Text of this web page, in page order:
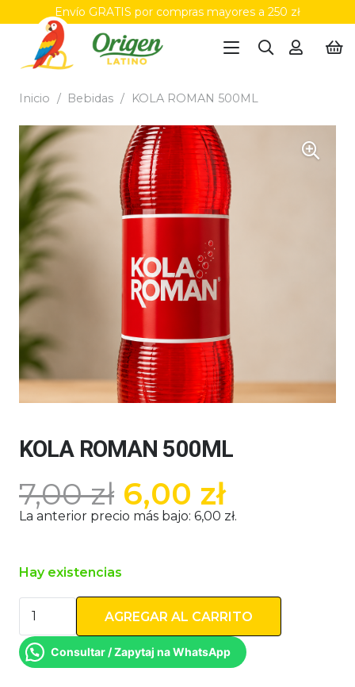
Envío GRATIS por compras mayores a 250 zł
Inicio / Bebidas / KOLA ROMAN 500ML
KOLA ROMAN 500ML
7,00zł El
precio
6,00 złEl
precio
La anterior precio más bajo: 6,00 zł.
Hay existencias
KOLA
500ML
AGREGAR AL CARRITO
Consultar / Zapytaj na WhatsApp